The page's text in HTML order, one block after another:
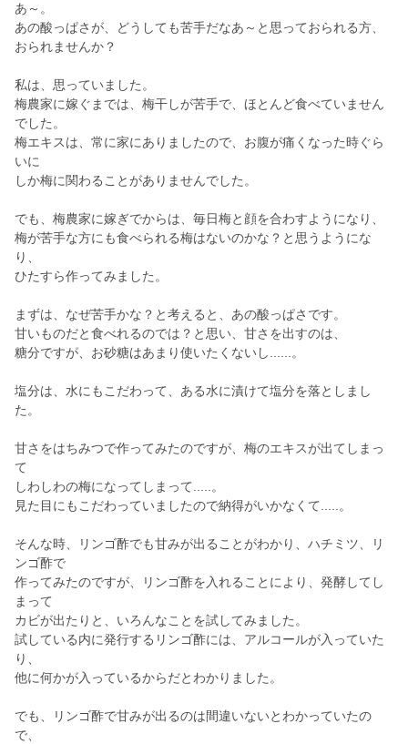
あ～。
あの酸っぱさが、どうしても苦手だなあ～と思っておられる方、
おられませんか？
私は、思っていました。
梅農家に嫁ぐまでは、梅干しが苦手で、ほとんど食べていません
でした。
梅エキスは、常に家にありましたので、お腹が痛くなった時ぐら
いに
しか梅に関わることがありませんでした。
でも、梅農家に嫁ぎでからは、毎日梅と顔を合わすようになり、
梅が苦手な方にも食べられる梅はないのかな？と思うようにな
り、
ひたすら作ってみました。
まずは、なぜ苦手かな？と考えると、あの酸っぱさです。
甘いものだと食べれるのでは？と思い、甘さを出すのは、
糖分ですが、お砂糖はあまり使いたくないし......。
塩分は、水にもこだわって、ある水に漬けて塩分を落としまし
た。
甘さをはちみつで作ってみたのですが、梅のエキスが出てしまっ
て
しわしわの梅になってしまって.....。
見た目にもこだわっていましたので納得がいかなくて.....。
そんな時、リンゴ酢でも甘みが出ることがわかり、ハチミツ、リ
ンゴ酢で
作ってみたのですが、リンゴ酢を入れることにより、発酵してし
まって
カビが出たりと、いろんなことを試してみました。
試している内に発行するリンゴ酢には、アルコールが入っていた
り、
他に何かが入っているからだとわかりました。
でも、リンゴ酢で甘みが出るのは間違いないとわかっていたの
で、